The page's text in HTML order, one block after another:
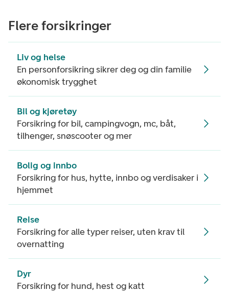
Flere forsikringer
Liv og helse
En personforsikring sikrer deg og din familie
økonomisk trygghet
Bil og kjøretøy
Forsikring for bil, campingvogn, mc, båt,
tilhenger, snøscooter og mer
Bolig og innbo
Forsikring for hus, hytte, innbo og verdisaker i
hjemmet
Reise
Forsikring for alle typer reiser, uten krav til
overnatting
Dyr
Forsikring for hund, hest og katt